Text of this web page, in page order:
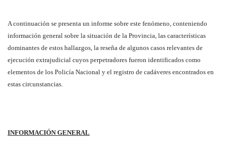
A continuación se presenta un informe sobre este fenómeno, conteniendo
información general sobre la situación de la Provincia, las características
dominantes de estos hallazgos, la reseña de algunos casos relevantes de
ejecución extrajudicial cuyos perpetradores fueron identificados como
elementos de los Policía Nacional y el registro de cadáveres encontrados en
estas circunstancias.
INFORMACIÓN GENERAL